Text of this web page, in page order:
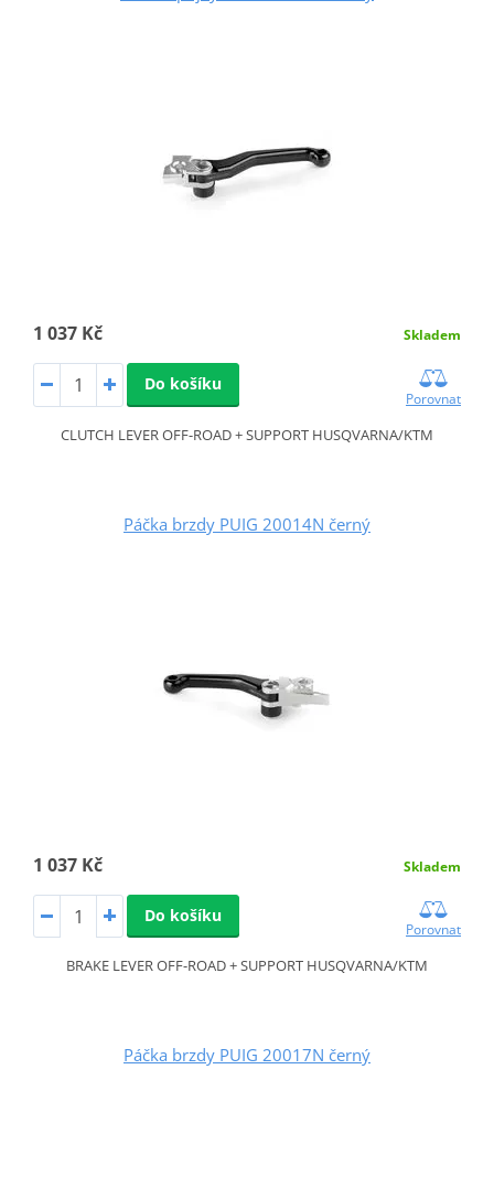
1 037 Kč Skladem
Do košíku
Porovnat
CLUTCH LEVER OFF-ROAD + SUPPORT HUSQVARNA/KTM
Páčka brzdy PUIG 20014N černý
1 037 Kč Skladem
Do košíku
Porovnat
BRAKE LEVER OFF-ROAD + SUPPORT HUSQVARNA/KTM
Páčka brzdy PUIG 20017N černý